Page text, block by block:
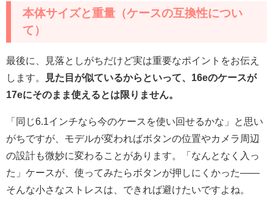
本体サイズと重量（ケースの互換性につい
て）
最後に、見落としがちだけど実は重要なポイントをお伝え
します。
見た目が似ているからといって、16eのケースが
17eにそのまま使えるとは限りません。
「同じ6.1インチなら今のケースを使い回せるかな」と思い
がちですが、モデルが変わればボタンの位置やカメラ周辺
の設計も微妙に変わることがあります。「なんとなく入っ
た」ケースが、使ってみたらボタンが押しにくかった——
そんな小さなストレスは、できれば避けたいですよね。